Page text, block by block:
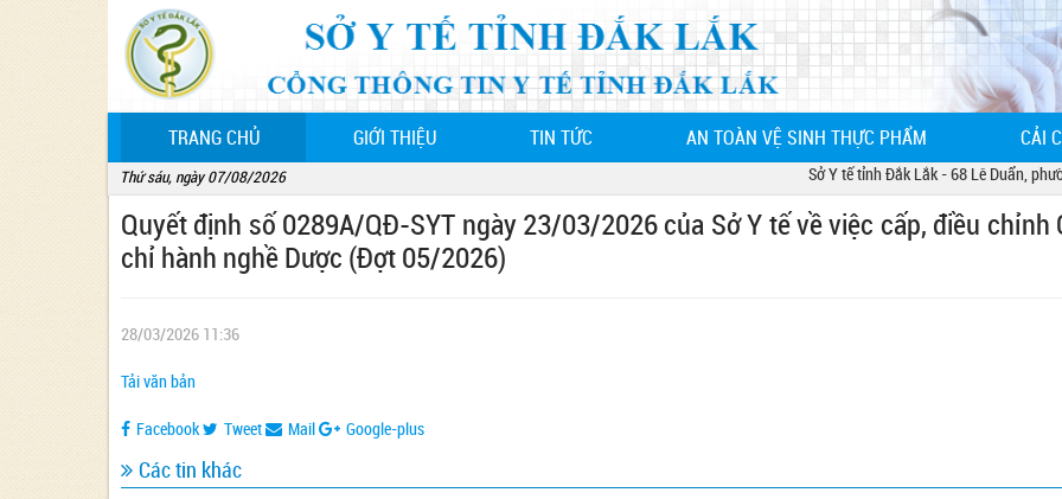
TRANG CHỦ(CURRENT) GIỚI THIỆU TIN TỨC AN TOÀN VỆ SINH THỰC PHẨM CẢI
Thứ sáu, ngày 07/08/2026 Sở Y tế tỉnh Đắk Lắk - 68 Lê Duẩn,
Quyết định số 0289A/QĐ-SYT ngày 23/03/2026 của Sở Y tế về việc cấp, điều chỉnh
chỉ hành nghề Dược (Đợt 05/2026)
28/03/2026 11:36
Tải văn bản
Facebook Tweet Mail Google-plus
Các tin khác